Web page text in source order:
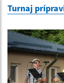
Turnaj